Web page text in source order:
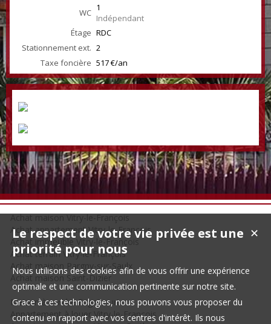
WC 1
Indépendant
Étage RDC
Stationnement ext. 2
Taxe foncière 517 €/an
Achat maison Vitry-le-François
Achat appartement Vitry-le-François
Achat immeuble Vitry-le-François
Achat terrain Vitry-le-François
Achat maison Pargny-sur-Saulx
Achat maison Saint-Dizier
Maison à vendre Frignicourt
Appartement à louer Vitry-le-François
✕
Le respect de votre vie privée est une
priorité pour nous
Nous utilisons des cookies afin de vous offrir une expérience
optimale et une communication pertinente sur notre site.
Grace à ces technologies, nous pouvons vous proposer du
contenu en rapport avec vos centres d'intérêt. Ils nous